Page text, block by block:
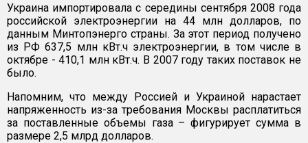
Украина импортировала с середины сентября 2008 года
российской электроэнергии на 44 млн долларов, по
данным Минтопэнерго страны. За этот период получено
из РФ 637,5 млн кВт.ч электроэнергии, в том числе в
октябре - 410,1 млн кВт.ч. В 2007 году таких поставок не
было.
Напомним, что между Россией и Украиной нарастает
напряженность из-за требования Москвы расплатиться
за поставленные объемы газа – фигурирует сумма в
размере 2,5 млрд долларов.